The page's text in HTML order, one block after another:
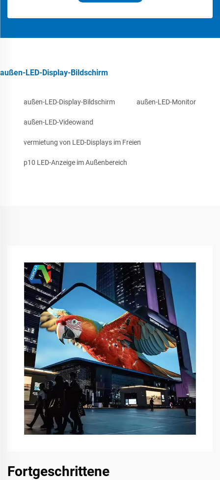
außen-LED-Display-Bildschirm
außen-LED-Display-Bildschirm außen-LED-Monitor
außen-LED-Videowand
vermietung von LED-Displays im Freien
p10 LED-Anzeige im Außenbereich
Fortgeschrittene